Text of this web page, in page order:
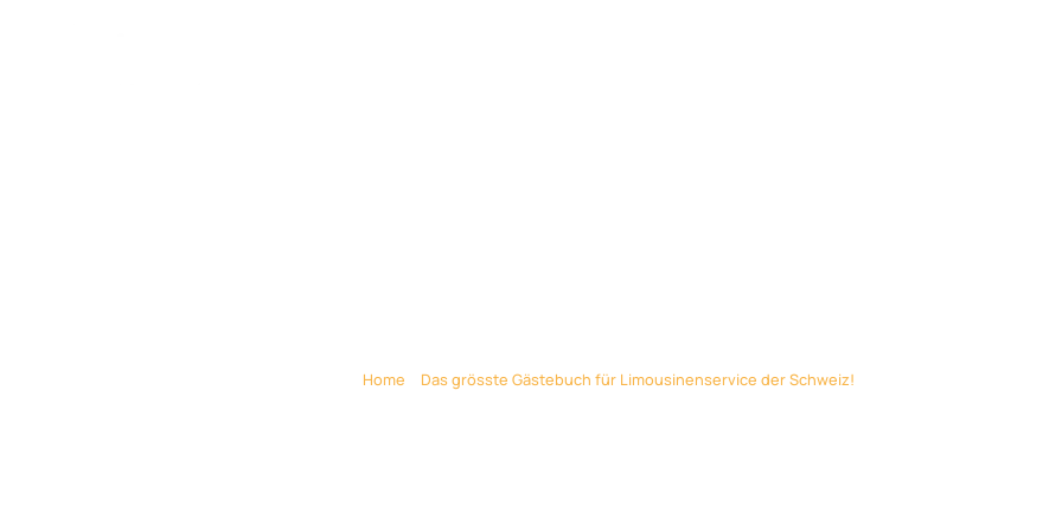
Home Das grösste Gästebuch für Limousinenservice der Schweiz!